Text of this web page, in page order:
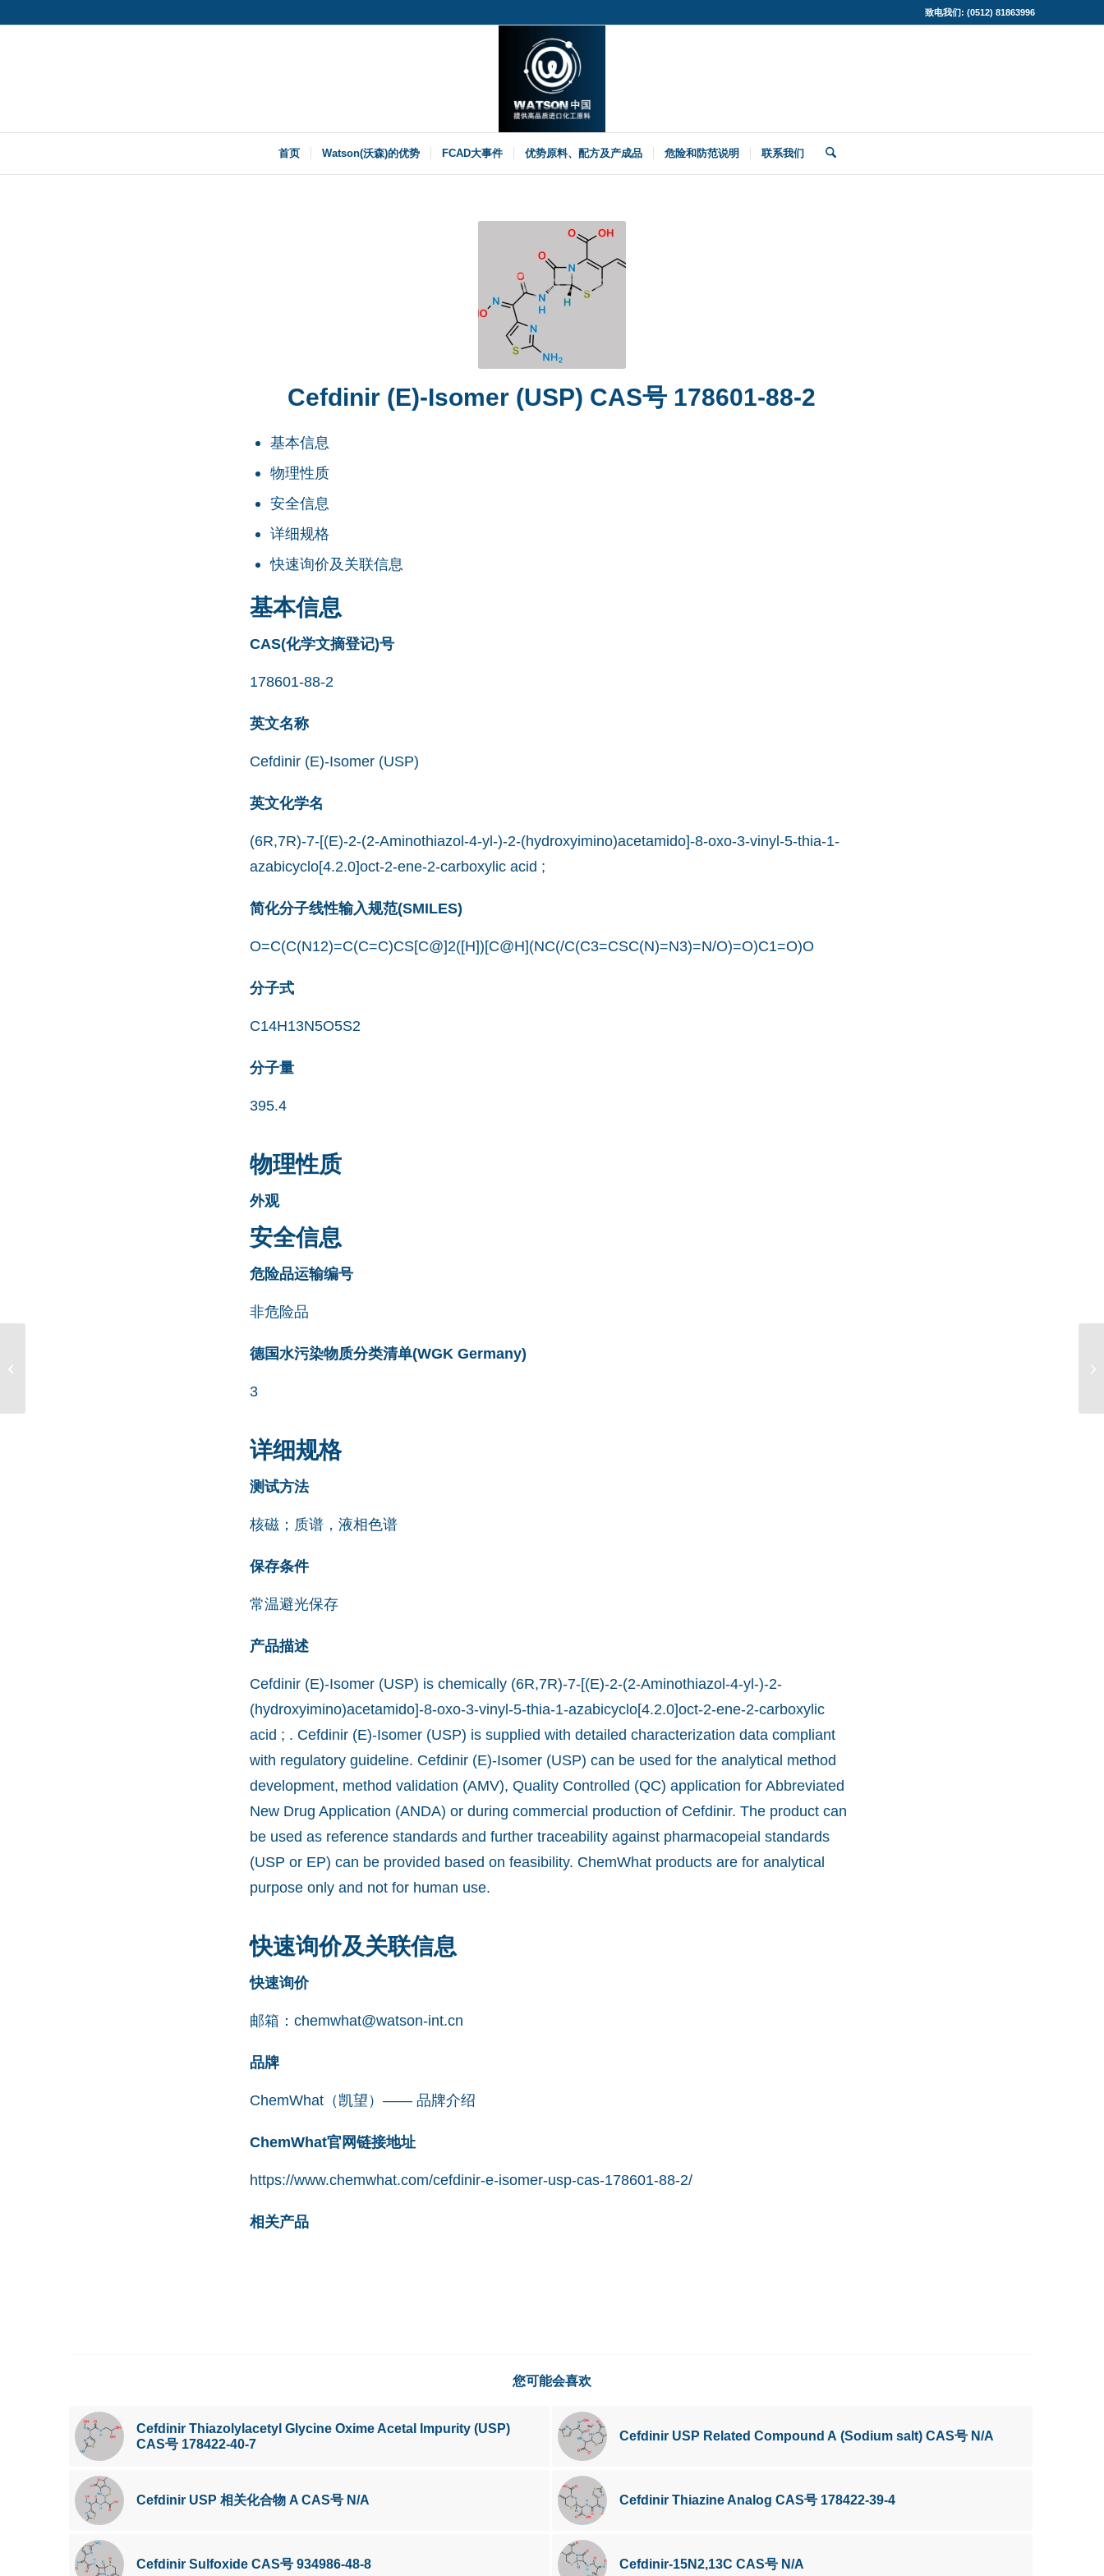
致电我们: (0512) 81863996
首页 Watson(沃森)的优势 FCAD大事件 优势原料、配方及产成品 危险和防范说明 联系我们
Cefdinir (E)-Isomer (USP) CAS号 178601-88-2
基本信息
物理性质
安全信息
详细规格
快速询价及关联信息
基本信息
CAS(化学文摘登记)号
178601-88-2
英文名称
Cefdinir (E)-Isomer (USP)
英文化学名
(6R,7R)-7-[(E)-2-(2-Aminothiazol-4-yl-)-2-(hydroxyimino)acetamido]-8-oxo-3-vinyl-5-thia-1-
azabicyclo[4.2.0]oct-2-ene-2-carboxylic acid ;
简化分子线性输入规范(SMILES)
O=C(C(N12)=C(C=C)CS[C@]2([H])[C@H](NC(/C(C3=CSC(N)=N3)=N/O)=O)C1=O)O
分子式
C14H13N5O5S2
分子量
395.4
物理性质
外观
安全信息
危险品运输编号
非危险品
德国水污染物质分类清单(WGK Germany)
3
详细规格
测试方法
核磁；质谱，液相色谱
保存条件
常温避光保存
产品描述
Cefdinir (E)-Isomer (USP) is chemically (6R,7R)-7-[(E)-2-(2-Aminothiazol-4-yl-)-2-
(hydroxyimino)acetamido]-8-oxo-3-vinyl-5-thia-1-azabicyclo[4.2.0]oct-2-ene-2-carboxylic
acid ; . Cefdinir (E)-Isomer (USP) is supplied with detailed characterization data compliant
with regulatory guideline. Cefdinir (E)-Isomer (USP) can be used for the analytical method
development, method validation (AMV), Quality Controlled (QC) application for Abbreviated
New Drug Application (ANDA) or during commercial production of Cefdinir. The product can
be used as reference standards and further traceability against pharmacopeial standards
(USP or EP) can be provided based on feasibility. ChemWhat products are for analytical
purpose only and not for human use.
快速询价及关联信息
快速询价
邮箱： chemwhat@watson-int.cn
品牌
ChemWhat（凯望）—— 品牌介绍
ChemWhat官网链接地址
https://www.chemwhat.com/cefdinir-e-isomer-usp-cas-178601-88-2/
相关产品
您可能会喜欢
Cefdinir Thiazolylacetyl Glycine Oxime Acetal Impurity (USP)
CAS号 178422-40-7
Cefdinir USP Related Compound A (Sodium salt) CAS号 N/A
Cefdinir USP 相关化合物 A CAS号 N/A Cefdinir Thiazine Analog CAS号 178422-39-4
Cefdinir Sulfoxide CAS号 934986-48-8 Cefdinir-15N2,13C CAS号 N/A